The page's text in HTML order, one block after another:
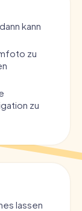
kann
zu
zu
lassen